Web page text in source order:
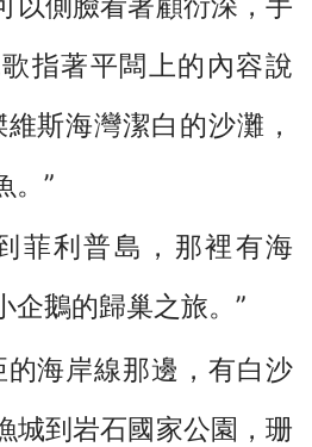
指著平闆上的內容說
斯海灣潔白的沙灘，
。”
利普島，那裡有海
企鵝的歸巢之旅。”
海岸線那邊，有白沙
城到岩石國家公園，珊